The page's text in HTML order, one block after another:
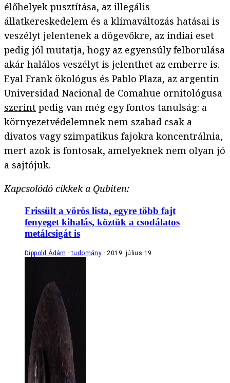
élőhelyek pusztítása, az illegális
állatkereskedelem és a klímaváltozás hatásai is
veszélyt jelentenek a dögevőkre, az indiai eset
pedig jól mutatja, hogy az egyensúly felborulása
akár halálos veszélyt is jelenthet az emberre is.
Eyal Frank ökológus és Pablo Plaza, az argentin
Universidad Nacional de Comahue ornitológusa
szerint pedig van még egy fontos tanulság: a
környezetvédelemnek nem szabad csak a
divatos vagy szimpatikus fajokra koncentrálnia,
mert azok is fontosak, amelyeknek nem olyan jó
a sajtójuk.
Kapcsolódó cikkek a Qubiten:
Frissült a vörös lista, egyre több fajt
fenyeget kihalás, köztük a csodálatos
metálcsigát is
Dippold Ádám tudomány 2019. július 19.